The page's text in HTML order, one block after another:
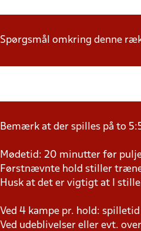
Spørgsmål omkring denne
Bemærk at der spilles på to
Mødetid: 20 minutter før
Førstnævnte hold stiller
Husk at det er vigtigt at I
Ved 4 kampe pr. hold:
Ved udeblivelser eller evt.